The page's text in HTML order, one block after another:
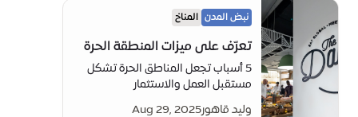
نبض المدن المناخ
تعرّف على ميزات المنطقة الحرة
5 أسباب تجعل المناطق الحرة تشكل
مستقبل العمل والاستثمار
وليد قاهورAug 29, 2025